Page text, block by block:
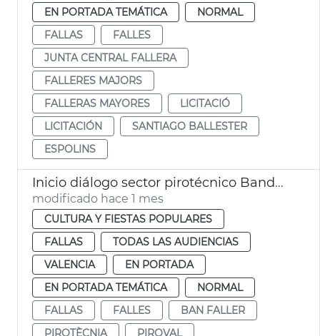
EN PORTADA TEMÁTICA
NORMAL
FALLAS
FALLES
JUNTA CENTRAL FALLERA
FALLERES MAJORS
FALLERAS MAYORES
LICITACIÓ
LICITACIÓN
SANTIAGO BALLESTER
ESPOLINS
Inicio diálogo sector pirotécnico Bando Faller
modificado hace 1 mes
CULTURA Y FIESTAS POPULARES
FALLAS
TODAS LAS AUDIENCIAS
VALENCIA
EN PORTADA
EN PORTADA TEMÁTICA
NORMAL
FALLAS
FALLES
BAN FALLER
PIROTÈCNIA
PIROVAL